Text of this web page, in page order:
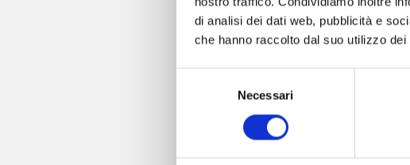
di analisi dei dati web, pubblicità e
che hanno raccolto dal suo utilizzo
Necessari